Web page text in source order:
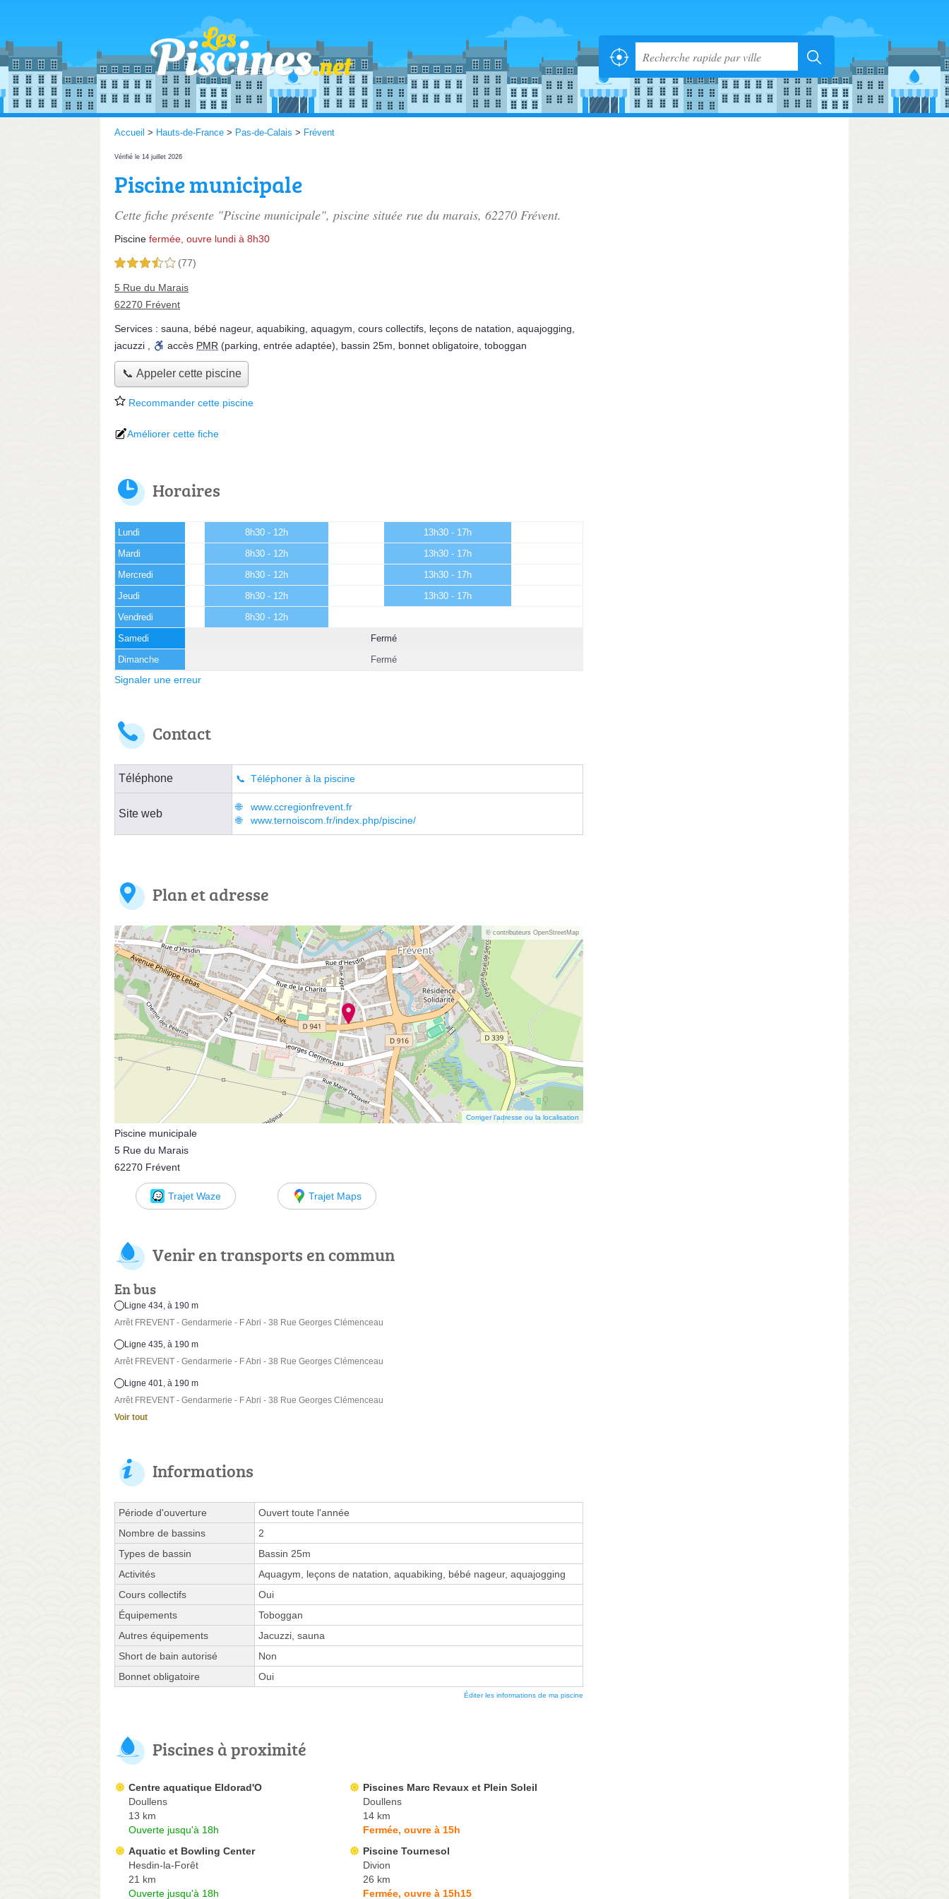
Accueil > Hauts-de-France > Pas-de-Calais > Frévent
Vérifié le 14 juillet 2026
Piscine municipale
Cette fiche présente "Piscine municipale", piscine située rue du marais, 62270 Frévent.
Piscine fermée, ouvre lundi à 8h30
3,5 étoiles sur 5 (77)
5 Rue du Marais
62270 Frévent
Services : sauna bébé nageur, aquabiking aquagym cours collectifs leçons de natation aquajogging
jacuzzi
accès PMR (parking, entrée adaptée) bassin 25m bonnet obligatoire toboggan
📞 Appeler cette piscine
Recommander cette piscine
Améliorer cette fiche
Horaires
Lundi 8h30 - 12h 13h30 - 17h
Mardi 8h30 - 12h 13h30 - 17h
Mercredi 8h30 - 12h 13h30 - 17h
Jeudi 8h30 - 12h 13h30 - 17h
Vendredi 8h30 - 12h
Samedi Fermé
Dimanche Fermé
Signaler une erreur
Contact
Téléphone Téléphoner à la piscine
Site web
www.ccregionfrevent.fr
www.ternoiscom.fr/index.php/piscine/
Plan et adresse
© contributeurs OpenStreetMap
Corriger l’adresse ou la localisation
Piscine municipale
5 Rue du Marais
62270 Frévent
Trajet Waze Trajet Maps
Venir en transports en commun
En bus
Ligne 434, à 190 m
Arrêt FREVENT - Gendarmerie - F Abri - 38 Rue Georges Clémenceau
Ligne 435, à 190 m
Arrêt FREVENT - Gendarmerie - F Abri - 38 Rue Georges Clémenceau
Ligne 401, à 190 m
Arrêt FREVENT - Gendarmerie - F Abri - 38 Rue Georges Clémenceau
Voir tout
Informations
Période d'ouverture
Ouvert toute l'année
Nombre de bassins
2
Types de bassin
Bassin 25m
Activités
Aquagym, leçons de natation, aquabiking, bébé nageur, aquajogging
Cours collectifs
Oui
Équipements
Toboggan
Autres équipements
Jacuzzi, sauna
Short de bain autorisé
Non
Bonnet obligatoire
Oui
Éditer les informations de ma piscine
Piscines à proximité
Centre aquatique Eldorad'O
Doullens
13 km
Ouverte jusqu'à 18h
Piscines Marc Revaux et Plein Soleil
Doullens
14 km
Fermée, ouvre à 15h
Aquatic et Bowling Center
Hesdin-la-Forêt
21 km
Ouverte jusqu'à 18h
Piscine Tournesol
Divion
26 km
Fermée, ouvre à 15h15